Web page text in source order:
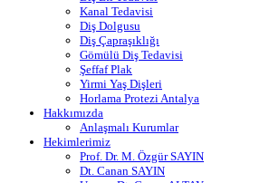
Kanal Tedavisi
Diş Dolgusu
Diş Çapraşıklığı
Gömülü Diş Tedavisi
Şeffaf Plak
Yirmi Yaş Dişleri
Horlama Protezi Antalya
Hakkımızda
Anlaşmalı Kurumlar
Hekimlerimiz
Prof. Dr. M. Özgür SAYIN
Dt. Canan SAYIN